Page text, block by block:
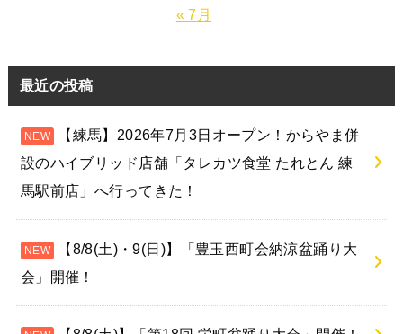
« 7月
最近の投稿
【練馬】2026年7月3日オープン！からやま併
設のハイブリッド店舗「タレカツ食堂 たれとん 練
馬駅前店」へ行ってきた！
【8/8(土)・9(日)】「豊玉西町会納涼盆踊り大
会」開催！